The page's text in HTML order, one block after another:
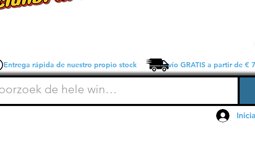
Entrega rápida de nuestro propio stock Envío GRATIS a partir de €